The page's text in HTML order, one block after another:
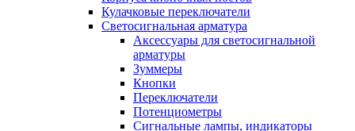
Кулачковые переключатели
Светосигнальная арматура
Аксессуары для светосигнальной
арматуры
Зуммеры
Кнопки
Переключатели
Потенциометры
Сигнальные лампы, индикаторы